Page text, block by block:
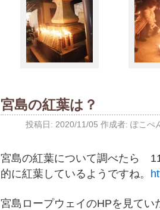
宮島の紅葉は？
投稿日: 2020/11/05 作成者: ぽこぺ
宮島の紅葉について調べたら
的に紅葉しているようですね。
宮島ロープウェイのHPを見てい